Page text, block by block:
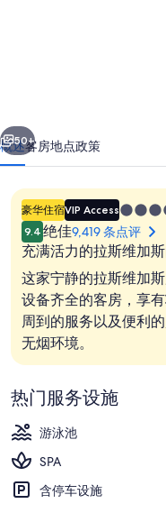
普
国
际
库
个 下一个
50+
概述客房地点政策
豪华住宿VIP Access5.0
星
住
宿
9.4 绝佳9,419 条点评
充满活力的拉斯维加
这家宁静的拉斯维加
设备齐全的客房，享
周到的服务以及便利
无烟环境。
热门服务设施
游泳池
SPA
含停车设施